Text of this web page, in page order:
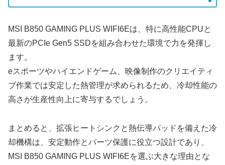
MSI B850 GAMING PLUS WIFI6Eは、特に高性能CPUと
最新のPCIe Gen5 SSDを組み合わせた環境で力を発揮し
ます。
eスポーツやハイエンドゲーム、映像制作のクリエイティ
ブ作業では安定した熱管理が求められるため、冷却性能の
高さが生産性向上に寄与するでしょう。
まとめると、拡張ヒートシンクと熱伝導パッドを備えた冷
却機構は、安定動作とパーツ保護に役立つ設計であり、
MSI B850 GAMING PLUS WIFI6Eを選ぶ大きな理由とな